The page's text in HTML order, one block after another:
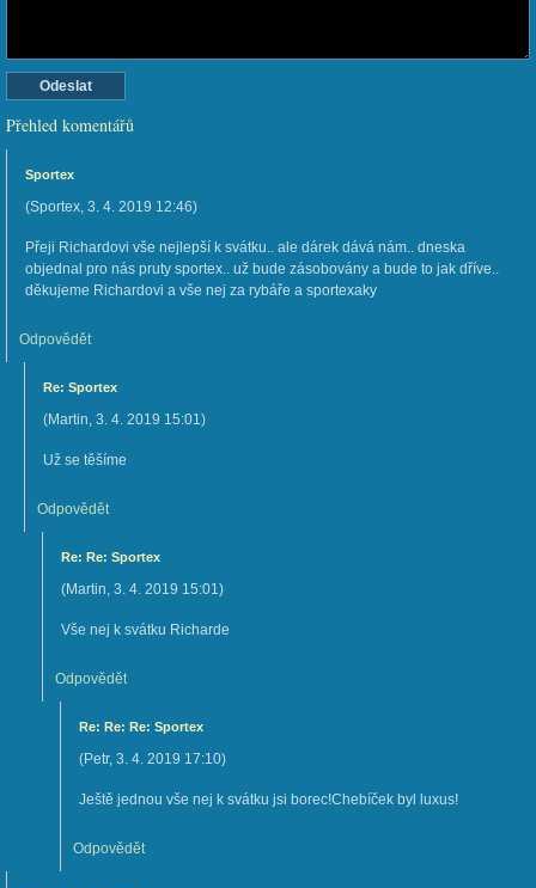
Přehled komentářů
Sportex
(Sportex, 3. 4. 2019 12:46)
Přeji Richardovi vše nejlepší k svátku.. ale dárek dává nám.. dneska
objednal pro nás pruty sportex.. už bude zásobovány a bude to jak dříve..
děkujeme Richardovi a vše nej za rybáře a sportexaky
Odpovědět
Re: Sportex
(Martin, 3. 4. 2019 15:01)
Už se těšíme
Odpovědět
Re: Re: Sportex
(Martin, 3. 4. 2019 15:01)
Vše nej k svátku Richarde
Odpovědět
Re: Re: Re: Sportex
(Petr, 3. 4. 2019 17:10)
Ještě jednou vše nej k svátku jsi borec!Chebíček byl luxus!
Odpovědět